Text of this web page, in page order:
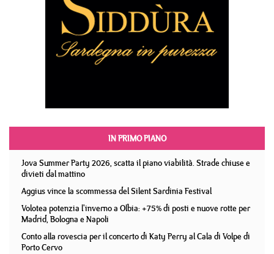
IN PRIMO PIANO
Jova Summer Party 2026, scatta il piano viabilità. Strade chiuse e
divieti dal mattino
Aggius vince la scommessa del Silent Sardinia Festival
Volotea potenzia l'inverno a Olbia: +75% di posti e nuove rotte per
Madrid, Bologna e Napoli
Conto alla rovescia per il concerto di Katy Perry al Cala di Volpe di
Porto Cervo